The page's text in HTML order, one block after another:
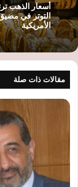
أسعار الذهب
التوتر في
الأمريكية
مقالات ذات صلة